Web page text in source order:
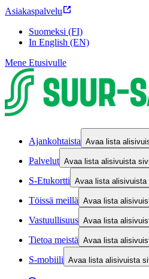
Asiakaspalvelu
Suomeksi (FI)
In English (EN)
Mene Etusivulle
Ajankohtaista Avaa lista
Palvelut Avaa lista alisivuista
S-Etukortti Avaa lista alisivuista
Töissä meillä Avaa lista
Vastuullisuus Avaa lista
Tietoa meistä Avaa lista
S-mobiili Avaa lista alisivuista